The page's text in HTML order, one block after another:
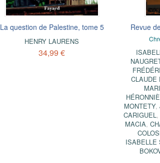
La question de Palestine, tome 5
HENRY LAURENS
34,99 €
Revue
CLAUDE
MONTETY,
CARIGUEL ,
MACIA,
ISABELLE